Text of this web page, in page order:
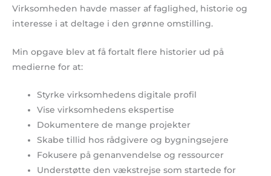
Virksomheden havde masser af faglighed, historie og
interesse i at deltage i den grønne omstilling.
Min opgave blev at få fortalt flere historier ud på
medierne for at:
Styrke virksomhedens digitale profil
Vise virksomhedens ekspertise
Dokumentere de mange projekter
Skabe tillid hos rådgivere og bygningsejere
Fokusere på genanvendelse og ressourcer
Understøtte den vækstrejse som startede for